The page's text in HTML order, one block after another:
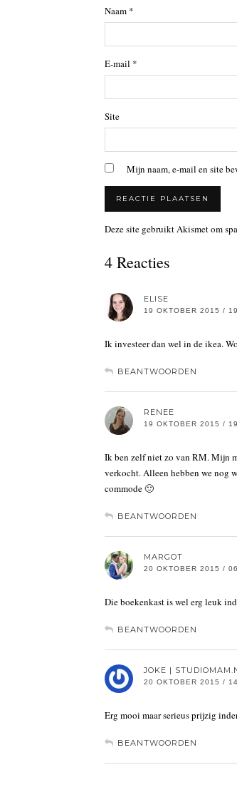
Naam *
E-mail *
Site
Mijn naam, e-mail en site
Deze site gebruikt Akismet om
4 Reacties
ELISE
19 OKTOBER 2015 /
Ik investeer dan wel in de ikea.
BEANTWOORDEN
RENEE
19 OKTOBER 2015 /
Ik ben zelf niet zo van RM. Mijn
verkocht. Alleen hebben we nog
commode 🙂
BEANTWOORDEN
MARGOT
20 OKTOBER 2015 /
Die boekenkast is wel erg leuk
BEANTWOORDEN
JOKE |
20 OKTOBER 2015 /
Erg mooi maar serieus prijzig
BEANTWOORDEN